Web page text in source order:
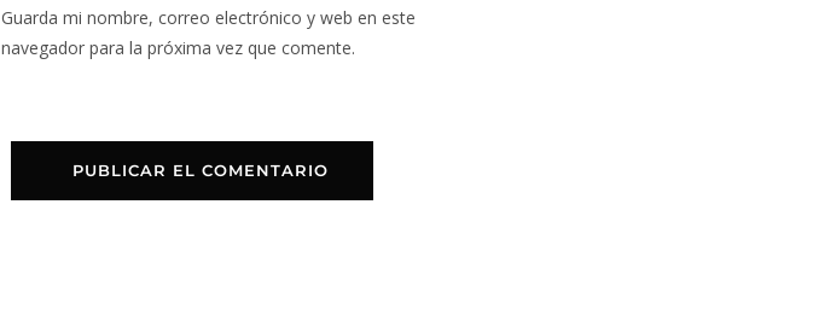
Guarda mi nombre, correo electrónico y web en este
navegador para la próxima vez que comente.